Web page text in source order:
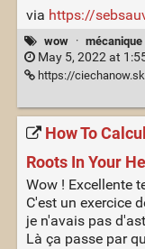
via https://
wow · mécanique
May 5, 2022 at
https://
How To
Roots In Your
Wow ! Excellente
C'est un exercice
je n'avais pas
Là ça passe par